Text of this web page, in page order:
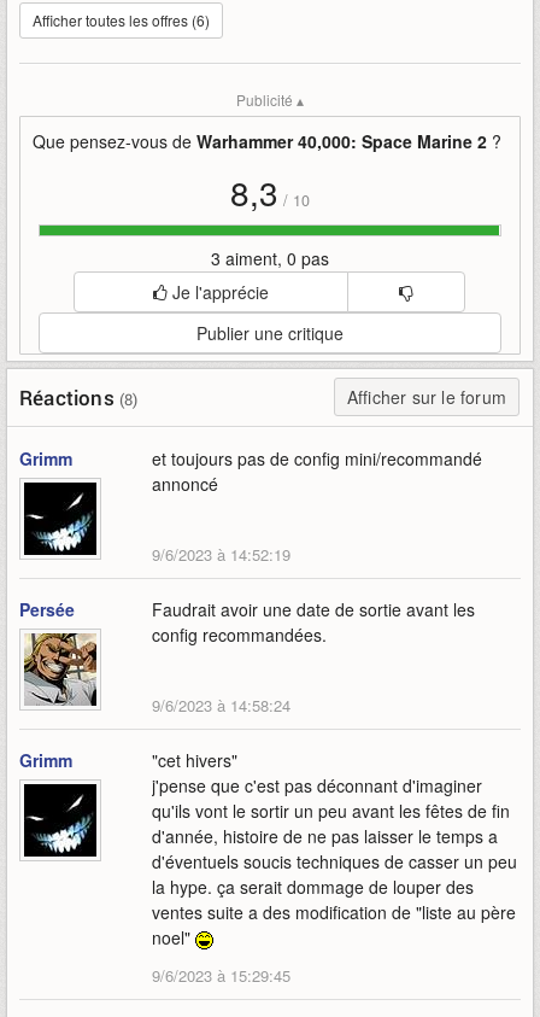
Afficher toutes les offres (6)
Publicité ▴
Que pensez-vous de Warhammer 40,000: Space Marine 2 ?
8,3 / 10
3 aiment, 0 pas
Je l'apprécie
Publier une critique
Réactions (8) Afficher sur le forum
Grimm
et toujours pas de config mini/recommandé
annoncé
9/6/2023 à 14:52:19
Persée
Faudrait avoir une date de sortie avant les
config recommandées.
9/6/2023 à 14:58:24
Grimm
"cet hivers"
j'pense que c'est pas déconnant d'imaginer
qu'ils vont le sortir un peu avant les fêtes de fin
d'année, histoire de ne pas laisser le temps a
d'éventuels soucis techniques de casser un peu
la hype. ça serait dommage de louper des
ventes suite a des modification de "liste au père
noel"
9/6/2023 à 15:29:45